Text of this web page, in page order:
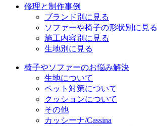
修理と制作事例
ブランド別に見る
ソファーや椅子の形状別に見る
施工内容別に見る
生地別に見る
椅子やソファーのお悩み解決
生地について
ペット対策について
クッションについて
その他
カッシーナ/Cassina